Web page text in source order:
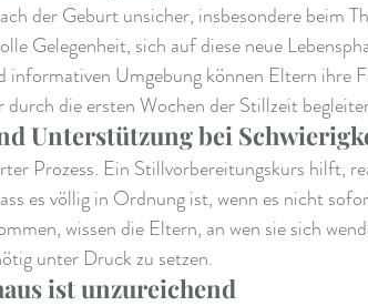
der Geburt unsicher, insbesondere beim
Gelegenheit, sich auf diese neue
Umgebung können Eltern ihre
die ersten Wochen der Stillzeit
Unterstützung bei
Prozess. Ein Stillvorbereitungskurs hilft,
es völlig in Ordnung ist, wenn es nicht
wissen die Eltern, an wen sie sich
unter Druck zu setzen.
ist unzureichend